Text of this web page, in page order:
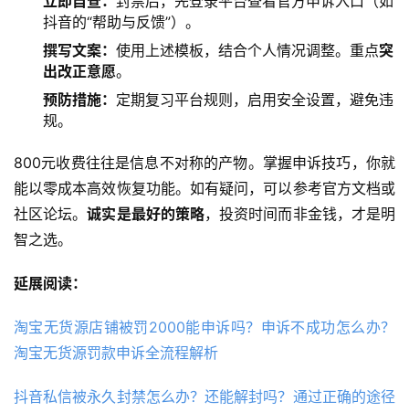
抖音的“帮助与反馈”）。
撰写文案： 使用上述模板，结合个人情况调整。重点突
出改正意愿。
预防措施： 定期复习平台规则，启用安全设置，避免违
规。
800元收费往往是信息不对称的产物。掌握申诉技巧，你就
能以零成本高效恢复功能。如有疑问，可以参考官方文档或
社区论坛。诚实是最好的策略，投资时间而非金钱，才是明
智之选。
延展阅读：
淘宝无货源店铺被罚2000能申诉吗？申诉不成功怎么办？
淘宝无货源罚款申诉全流程解析
抖音私信被永久封禁怎么办？还能解封吗？通过正确的途径